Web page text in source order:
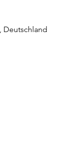
Deutschland